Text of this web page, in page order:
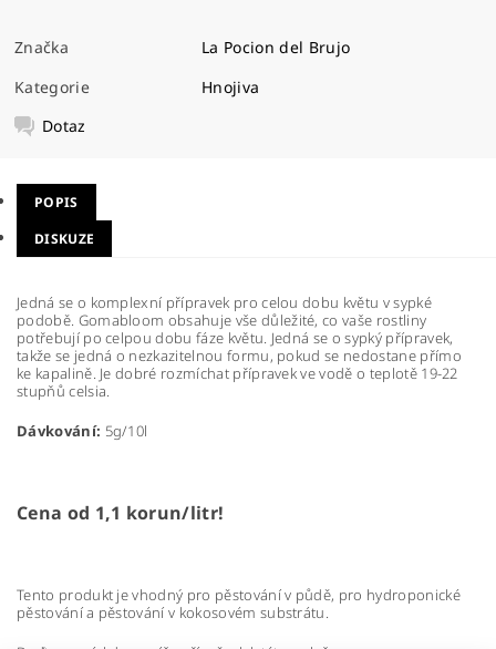
Značka
La Pocion del Brujo
Kategorie
Hnojiva
Dotaz
POPIS
DISKUZE
Jedná se o komplexní přípravek pro celou dobu květu v sypké
podobě. Gomabloom obsahuje vše důležité, co vaše rostliny
potřebují po celpou dobu fáze květu. Jedná se o sypký přípravek,
takže se jedná o nezkazitelnou formu, pokud se nedostane přímo
ke kapalině. Je dobré rozmíchat přípravek ve vodě o teplotě 19-22
stupňů celsia.
Dávkování: 5g/10l
Cena od 1,1 korun/litr!
Tento produkt je vhodný pro pěstování v půdě, pro hydroponické
pěstování a pěstování v kokosovém substrátu.